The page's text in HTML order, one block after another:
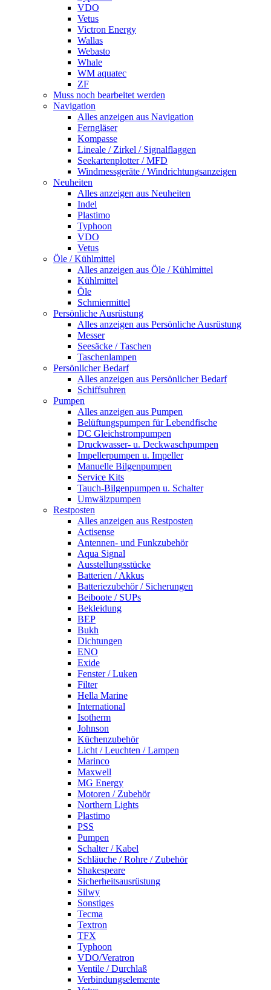
VDO
Vetus
Victron Energy
Wallas
Webasto
Whale
WM aquatec
ZF
Muss noch bearbeitet werden
Navigation
Alles anzeigen aus Navigation
Ferngläser
Kompasse
Lineale / Zirkel / Signalflaggen
Seekartenplotter / MFD
Windmessgeräte / Windrichtungsanzeigen
Neuheiten
Alles anzeigen aus Neuheiten
Indel
Plastimo
Typhoon
VDO
Vetus
Öle / Kühlmittel
Alles anzeigen aus Öle / Kühlmittel
Kühlmittel
Öle
Schmiermittel
Persönliche Ausrüstung
Alles anzeigen aus Persönliche Ausrüstung
Messer
Seesäcke / Taschen
Taschenlampen
Persönlicher Bedarf
Alles anzeigen aus Persönlicher Bedarf
Schiffsuhren
Pumpen
Alles anzeigen aus Pumpen
Belüftungspumpen für Lebendfische
DC Gleichstrompumpen
Druckwasser- u. Deckwaschpumpen
Impellerpumpen u. Impeller
Manuelle Bilgenpumpen
Service Kits
Tauch-Bilgenpumpen u. Schalter
Umwälzpumpen
Restposten
Alles anzeigen aus Restposten
Actisense
Antennen- und Funkzubehör
Aqua Signal
Ausstellungsstücke
Batterien / Akkus
Batteriezubehör / Sicherungen
Beiboote / SUPs
Bekleidung
BEP
Bukh
Dichtungen
ENO
Exide
Fenster / Luken
Filter
Hella Marine
International
Isotherm
Johnson
Küchenzubehör
Licht / Leuchten / Lampen
Marinco
Maxwell
MG Energy
Motoren / Zubehör
Northern Lights
Plastimo
PSS
Pumpen
Schalter / Kabel
Schläuche / Rohre / Zubehör
Shakespeare
Sicherheitsausrüstung
Silwy
Sonstiges
Tecma
Textron
TFX
Typhoon
VDO/Veratron
Ventile / Durchlaß
Verbindungselemente